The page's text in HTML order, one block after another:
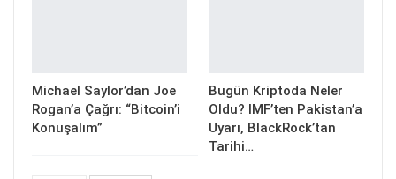
Michael Saylor’dan Joe
Rogan’a Çağrı: “Bitcoin’i
Konuşalım”
Bugün Kriptoda Neler
Oldu? IMF’ten Pakistan’a
Uyarı, BlackRock’tan
Tarihi…